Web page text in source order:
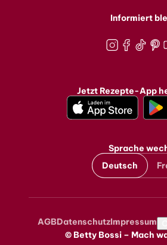
Informiert
Jetzt Rezepte-App
Sprache
Deutsch
Metanavigation
AGBDatenschutzImpressum
© Betty Bossi – Mach